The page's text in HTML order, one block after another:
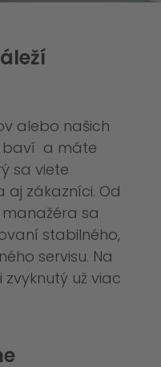
alebo našich
baví a máte
sa viete
zákazníci. Od
sa
stabilného,
servisu. Na
zvyknutý už viac